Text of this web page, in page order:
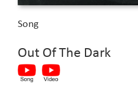
Song
Out Of The Dark